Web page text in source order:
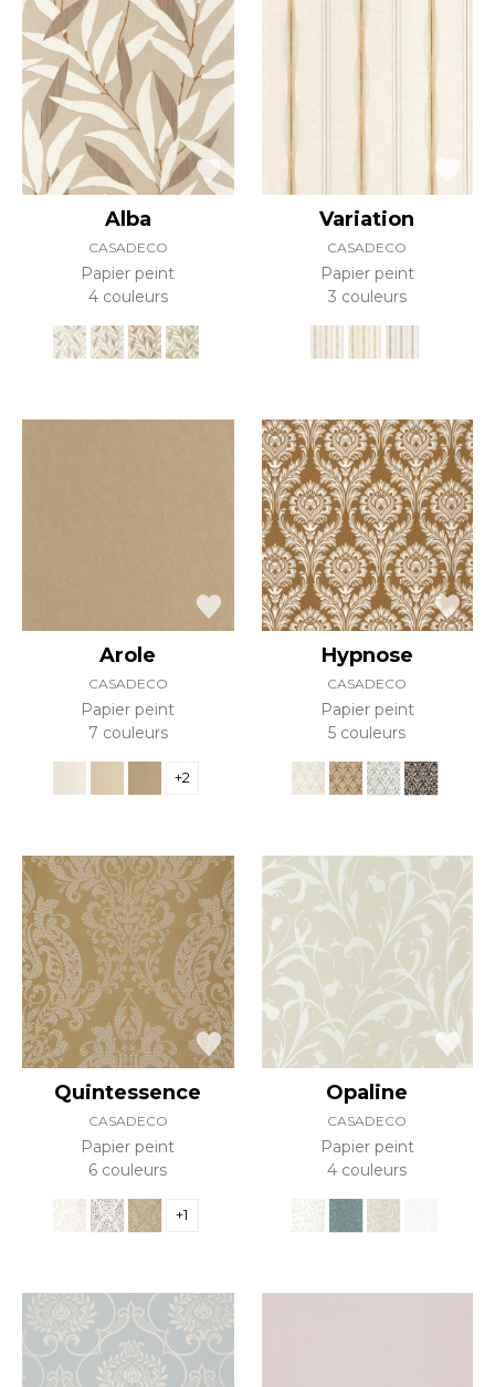
Alba
CASADECO
Papier peint
4 couleurs
Variation
CASADECO
Papier peint
3 couleurs
Arole
CASADECO
Papier peint
7 couleurs
+2
Hypnose
CASADECO
Papier peint
5 couleurs
Quintessence
CASADECO
Papier peint
6 couleurs
+1
Opaline
CASADECO
Papier peint
4 couleurs